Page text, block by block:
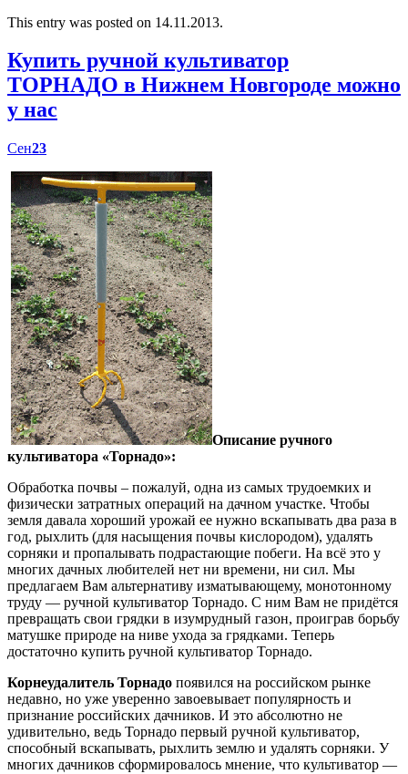
This entry was posted on 14.11.2013.
Купить ручной культиватор
ТОРНАДО в Нижнем Новгороде можно
у нас
Сен23
Описание ручного
культиватора «Торнадо»:
Обработка почвы – пожалуй, одна из самых трудоемких и
физически затратных операций на дачном участке. Чтобы
земля давала хороший урожай ее нужно вскапывать два раза в
год, рыхлить (для насыщения почвы кислородом), удалять
сорняки и пропалывать подрастающие побеги. На всё это у
многих дачных любителей нет ни времени, ни сил. Мы
предлагаем Вам альтернативу изматывающему, монотонному
труду — ручной культиватор Торнадо. С ним Вам не придётся
превращать свои грядки в изумрудный газон, проиграв борьбу
матушке природе на ниве ухода за грядками. Теперь
достаточно купить ручной культиватор Торнадо.
Корнеудалитель Торнадо появился на российском рынке
недавно, но уже уверенно завоевывает популярность и
признание российских дачников. И это абсолютно не
удивительно, ведь Торнадо первый ручной культиватор,
способный вскапывать, рыхлить землю и удалять сорняки. У
многих дачников сформировалось мнение, что культиватор —